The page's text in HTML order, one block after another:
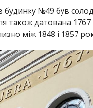
в будинку №49 був
також датована
між 1848 і 1857